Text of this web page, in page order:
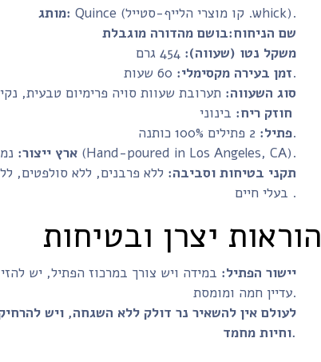
מותג:
Quince (קו מוצרי הלייף-סטייל .whick).
שם הניחוח:בושם מהדורה מוגבלת
משקל נטו (שעווה):
זמן בעירה מקסימלי:60 שעות.
סוג השעווה: תערובת שעוות סויה פרימיום טבעית,
חוזק ריח:
פתיל:2 פתילים 100% כותנה.
ארץ ייצור: נמזג בעבודת יד בלוס אנג'לס, ארה"ב (Hand-poured in Los Angeles, CA).
תקני בטיחות וסביבה: ללא פרבנים, ללא סולפטים,
בעלי חיים .
הוראות יצרן ובטיחות
יישור הפתיל: במידה ויש צורך במרכוז הפתיל, יש
עדיין חמה ומומסת.
וחיות מחמד.